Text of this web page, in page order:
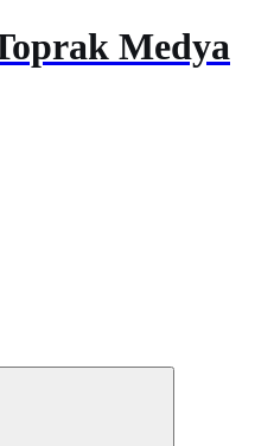
Medya